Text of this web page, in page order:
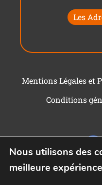
Les
Mentions Légales et
Conditions
Nous utilisons des
meilleure